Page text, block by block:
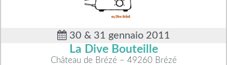
30 & 31 gennaio 2011
La Dive Bouteille
Château de Brézé – 49260 Brézé